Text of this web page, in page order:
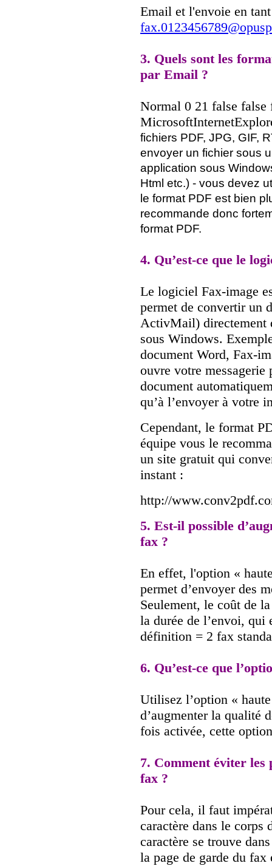
Email et l'envoie en
3. Quels sont les
par Email ?
Normal 0 21 false
fichiers PDF, JPG, GIF,
envoyer un fichier sous
application sous
Html etc.) - vous devez
le format PDF est bien
recommande donc
format PDF.
4. Qu’est-ce que le
Le logiciel Fax-image
permet de convertir un
ActivMail) directement
sous Windows.
document Word, Fax-
ouvre votre
document
qu’à l’envoyer à votre
Cependant, le format
équipe vous le
un site gratuit qui
instant :
http://
5. Est-il possible
fax ?
En effet, l'option «
permet d’envoyer des
Seulement, le coût de
la durée de l’envoi, qui
définition = 2 fax
6. Qu’est-ce que
Utilisez l’option «
d’augmenter la qualité
fois activée, cette
7. Comment éviter les
fax ?
Pour cela, il faut
caractère dans le corps
caractère se trouve
la page de garde du